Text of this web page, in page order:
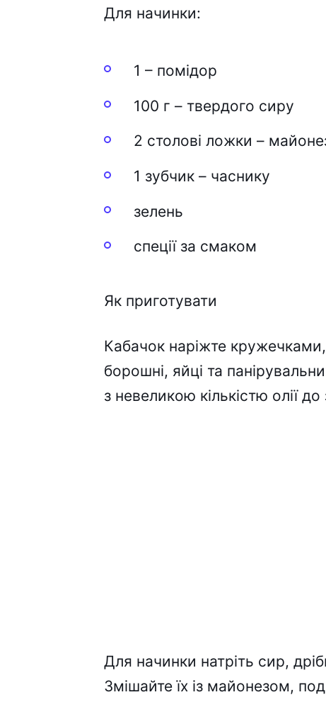
Для начинки:
1 – помідор
100 г – твердого сиру
2 столові ложки –
1 зубчик – часнику
зелень
спеції за смаком
Як приготувати
Кабачок наріжте кружечками,
борошні, яйці та
з невеликою кількістю олії
Для начинки натріть сир,
Змішайте їх із майонезом,